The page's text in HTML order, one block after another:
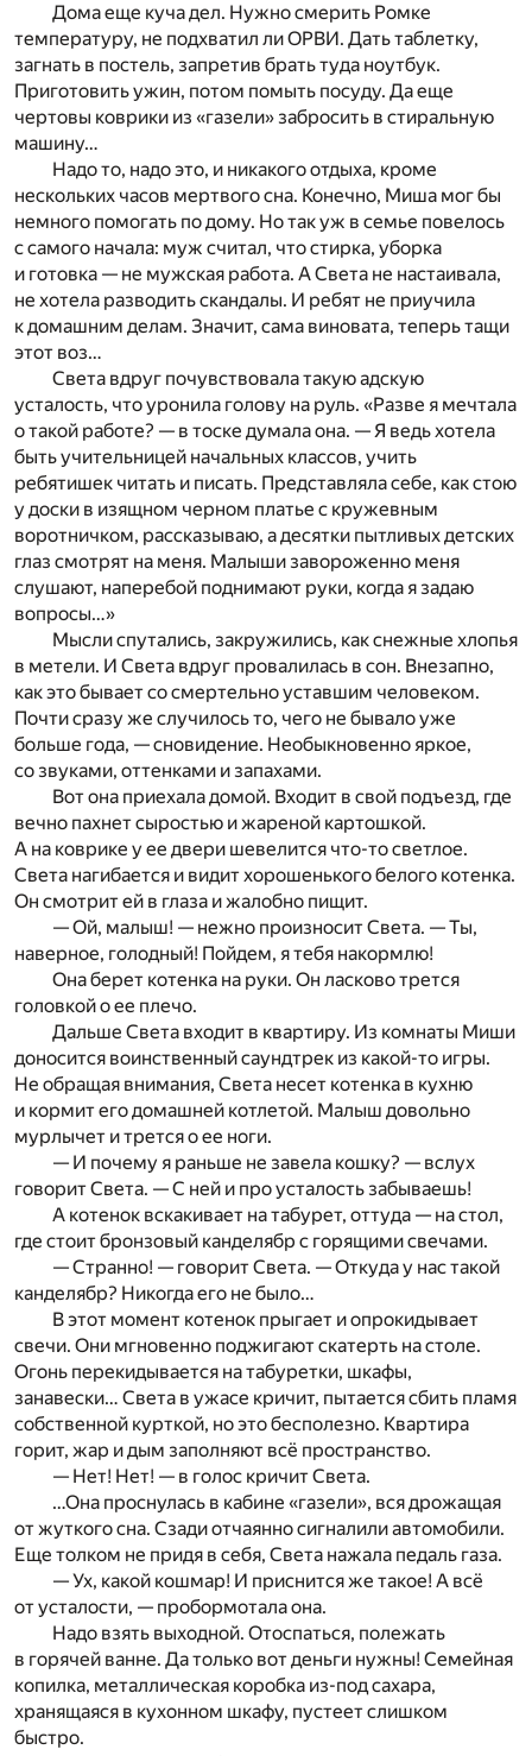
Дома еще куча дел. Нужно смерить Ромке
температуру, не подхватил ли ОРВИ. Дать таблетку,
загнать в постель, запретив брать туда ноутбук.
Приготовить ужин, потом помыть посуду. Да еще
чертовы коврики из «газели» забросить в стиральную
машину…
Надо то, надо это, и никакого отдыха, кроме
нескольких часов мертвого сна. Конечно, Миша мог бы
немного помогать по дому. Но так уж в семье повелось
с самого начала: муж считал, что стирка, уборка
и готовка — не мужская работа. А Света не настаивала,
не хотела разводить скандалы. И ребят не приучила
к домашним делам. Значит, сама виновата, теперь тащи
этот воз…
Света вдруг почувствовала такую адскую
усталость, что уронила голову на руль. «Разве я мечтала
о такой работе? — в тоске думала она. — Я ведь хотела
быть учительницей начальных классов, учить
ребятишек читать и писать. Представляла себе, как стою
у доски в изящном черном платье с кружевным
воротничком, рассказываю, а десятки пытливых детских
глаз смотрят на меня. Малыши завороженно меня
слушают, наперебой поднимают руки, когда я задаю
вопросы…»
Мысли спутались, закружились, как снежные хлопья
в метели. И Света вдруг провалилась в сон. Внезапно,
как это бывает со смертельно уставшим человеком.
Почти сразу же случилось то, чего не бывало уже
больше года, — сновидение. Необыкновенно яркое,
со звуками, оттенками и запахами.
Вот она приехала домой. Входит в свой подъезд, где
вечно пахнет сыростью и жареной картошкой.
А на коврике у ее двери шевелится что-то светлое.
Света нагибается и видит хорошенького белого котенка.
Он смотрит ей в глаза и жалобно пищит.
— Ой, малыш! — нежно произносит Света. — Ты,
наверное, голодный! Пойдем, я тебя накормлю!
Она берет котенка на руки. Он ласково трется
головкой о ее плечо.
Дальше Света входит в квартиру. Из комнаты Миши
доносится воинственный саундтрек из какой-то игры.
Не обращая внимания, Света несет котенка в кухню
и кормит его домашней котлетой. Малыш довольно
мурлычет и трется о ее ноги.
— И почему я раньше не завела кошку? — вслух
говорит Света. — С ней и про усталость забываешь!
А котенок вскакивает на табурет, оттуда — на стол,
где стоит бронзовый канделябр с горящими свечами.
— Странно! — говорит Света. — Откуда у нас такой
канделябр? Никогда его не было…
В этот момент котенок прыгает и опрокидывает
свечи. Они мгновенно поджигают скатерть на столе.
Огонь перекидывается на табуретки, шкафы,
занавески… Света в ужасе кричит, пытается сбить пламя
собственной курткой, но это бесполезно. Квартира
горит, жар и дым заполняют всё пространство.
— Нет! Нет! — в голос кричит Света.
…Она проснулась в кабине «газели», вся дрожащая
от жуткого сна. Сзади отчаянно сигналили автомобили.
Еще толком не придя в себя, Света нажала педаль газа.
— Ух, какой кошмар! И приснится же такое! А всё
от усталости, — пробормотала она.
Надо взять выходной. Отоспаться, полежать
в горячей ванне. Да только вот деньги нужны! Семейная
копилка, металлическая коробка из-под сахара,
хранящаяся в кухонном шкафу, пустеет слишком
быстро.